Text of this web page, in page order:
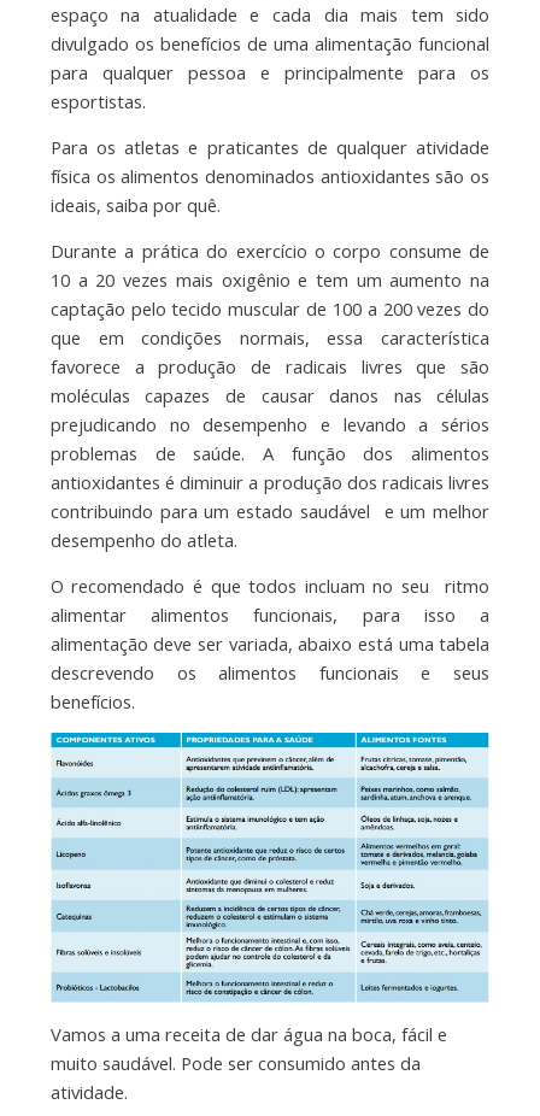
espaço na atualidade e cada dia mais tem sido
divulgado os benefícios de uma alimentação funcional
para qualquer pessoa e principalmente para os
esportistas.
Para os atletas e praticantes de qualquer atividade
física os alimentos denominados antioxidantes são os
ideais, saiba por quê.
Durante a prática do exercício o corpo consume de
10 a 20 vezes mais oxigênio e tem um aumento na
captação pelo tecido muscular de 100 a 200 vezes do
que em condições normais, essa característica
favorece a produção de radicais livres que são
moléculas capazes de causar danos nas células
prejudicando no desempenho e levando a sérios
problemas de saúde. A função dos alimentos
antioxidantes é diminuir a produção dos radicais livres
contribuindo para um estado saudável e um melhor
desempenho do atleta.
O recomendado é que todos incluam no seu ritmo
alimentar alimentos funcionais, para isso a
alimentação deve ser variada, abaixo está uma tabela
descrevendo os alimentos funcionais e seus
benefícios.
Vamos a uma receita de dar água na boca, fácil e
muito saudável. Pode ser consumido antes da
atividade.